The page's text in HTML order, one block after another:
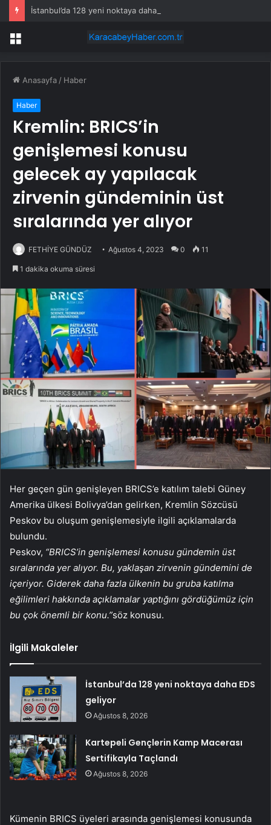
İstanbul’da 128 yeni noktaya daha EDS geliyor
Menü
Anasayfa / Haber
Haber
Kremlin: BRICS’in
genişlemesi konusu
gelecek ay yapılacak
zirvenin gündeminin üst
sıralarında yer alıyor
FETHİYE GÜNDÜZ Ağustos 4, 2023 0 11
1 dakika okuma süresi
Her geçen gün genişleyen BRICS’e katılım talebi Güney
Amerika ülkesi Bolivya’dan gelirken, Kremlin Sözcüsü
Peskov bu oluşum genişlemesiyle ilgili açıklamalarda
bulundu.
Peskov, “BRICS’in genişlemesi konusu gündemin üst
sıralarında yer alıyor. Bu, yaklaşan zirvenin gündemini de
içeriyor. Giderek daha fazla ülkenin bu gruba katılma
eğilimleri hakkında açıklamalar yaptığını gördüğümüz için
bu çok önemli bir konu.”söz konusu.
İlgili Makaleler
İstanbul’da 128 yeni noktaya daha EDS
geliyor
Ağustos 8, 2026
Kartepeli Gençlerin Kamp Macerası
Sertifikayla Taçlandı
Ağustos 8, 2026
Kümenin BRICS üyeleri arasında genişlemesi konusunda